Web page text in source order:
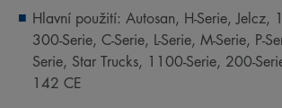
Hlavní použití: Autosan, H-Serie, Jelcz,
300-Serie, C-Serie, L-Serie, M-Serie, P-
Serie, Star Trucks, 1100-Serie, 200-
142 CE